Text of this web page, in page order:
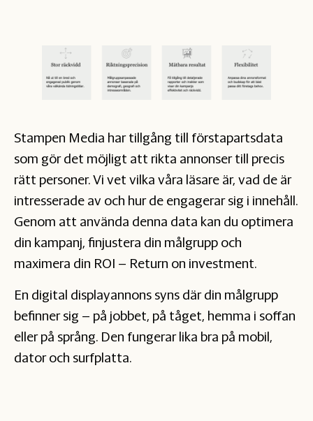
Stampen Media har tillgång till förstapartsdata
som gör det möjligt att rikta annonser till precis
rätt personer. Vi vet vilka våra läsare är, vad de är
intresserade av och hur de engagerar sig i innehåll.
Genom att använda denna data kan du optimera
din kampanj, finjustera din målgrupp och
maximera din ROI – Return on investment.
En digital displayannons syns där din målgrupp
befinner sig – på jobbet, på tåget, hemma i soffan
eller på språng. Den fungerar lika bra på mobil,
dator och surfplatta.